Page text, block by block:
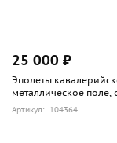
25 000 ₽
Эполеты
металлическое поле,
Артикул: 104364